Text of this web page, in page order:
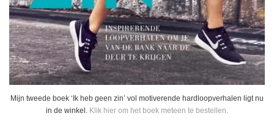
Mijn tweede boek ‘Ik heb geen zin’ vol motiverende hardloopverhalen ligt nu
in de winkel. Klik hier om het boek meteen te bestellen.